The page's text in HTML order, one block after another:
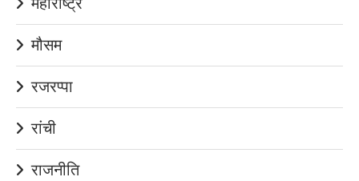
मौसम
रजरप्पा
रांची
राजनीति